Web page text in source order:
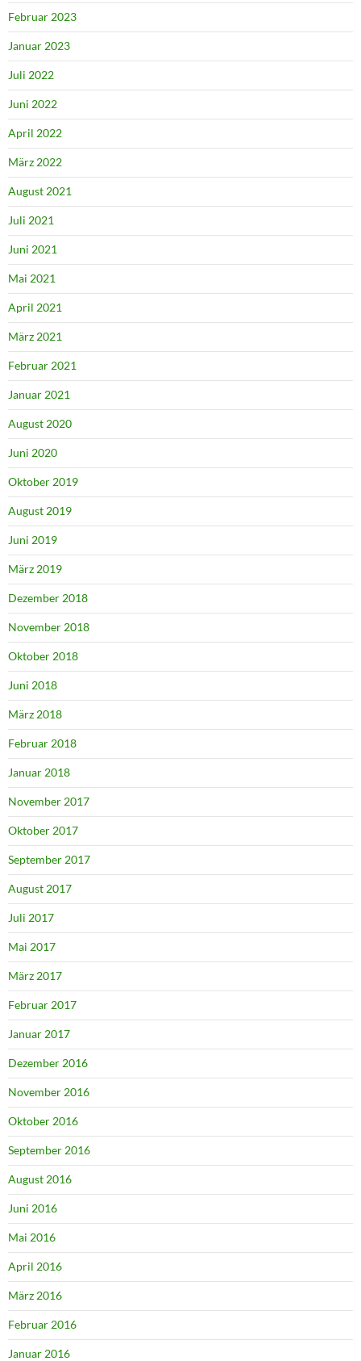
Februar 2023
Januar 2023
Juli 2022
Juni 2022
April 2022
März 2022
August 2021
Juli 2021
Juni 2021
Mai 2021
April 2021
März 2021
Februar 2021
Januar 2021
August 2020
Juni 2020
Oktober 2019
August 2019
Juni 2019
März 2019
Dezember 2018
November 2018
Oktober 2018
Juni 2018
März 2018
Februar 2018
Januar 2018
November 2017
Oktober 2017
September 2017
August 2017
Juli 2017
Mai 2017
März 2017
Februar 2017
Januar 2017
Dezember 2016
November 2016
Oktober 2016
September 2016
August 2016
Juni 2016
Mai 2016
April 2016
März 2016
Februar 2016
Januar 2016